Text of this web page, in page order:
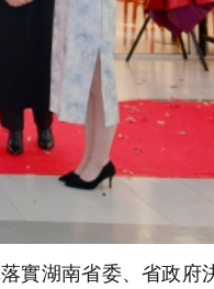
實湖南省委、省政府